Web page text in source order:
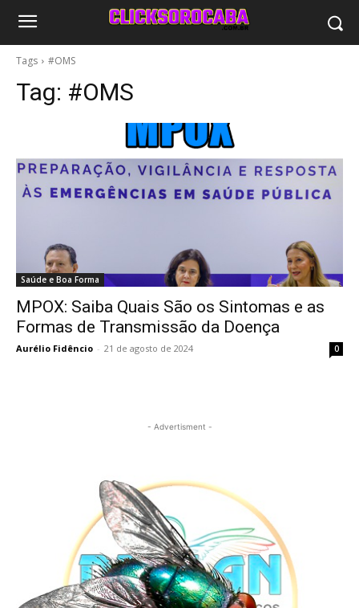
Tags #OMS
Tag: #OMS
Saúde e Boa Forma
MPOX: Saiba Quais São os Sintomas e as
Formas de Transmissão da Doença
Aurélio Fidêncio - 21 de agosto de 2024 0
- Advertisment -